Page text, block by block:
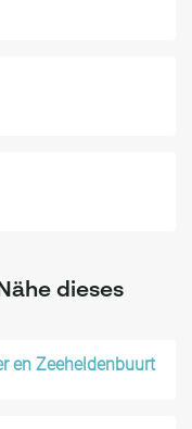
dieses
en Zeeheldenbuurt